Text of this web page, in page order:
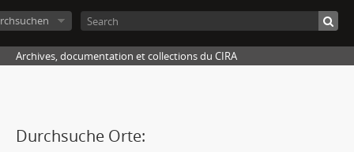
Archives, documentation et collections du CIRA
Durchsuche Orte: